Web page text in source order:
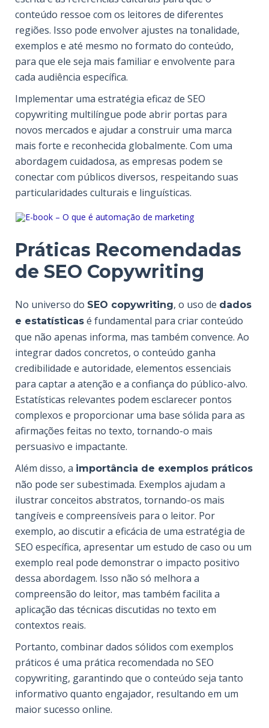
conteúdo ressoe com os leitores de diferentes
regiões. Isso pode envolver ajustes na tonalidade,
exemplos e até mesmo no formato do conteúdo,
para que ele seja mais familiar e envolvente para
cada audiência específica.
Implementar uma estratégia eficaz de SEO
copywriting multilíngue pode abrir portas para
novos mercados e ajudar a construir uma marca
mais forte e reconhecida globalmente. Com uma
abordagem cuidadosa, as empresas podem se
conectar com públicos diversos, respeitando suas
particularidades culturais e linguísticas.
Práticas Recomendadas
de SEO Copywriting
No universo do SEO copywriting, o uso de dados
e estatísticas é fundamental para criar conteúdo
que não apenas informa, mas também convence. Ao
integrar dados concretos, o conteúdo ganha
credibilidade e autoridade, elementos essenciais
para captar a atenção e a confiança do público-alvo.
Estatísticas relevantes podem esclarecer pontos
complexos e proporcionar uma base sólida para as
afirmações feitas no texto, tornando-o mais
persuasivo e impactante.
Além disso, a importância de exemplos práticos
não pode ser subestimada. Exemplos ajudam a
ilustrar conceitos abstratos, tornando-os mais
tangíveis e compreensíveis para o leitor. Por
exemplo, ao discutir a eficácia de uma estratégia de
SEO específica, apresentar um estudo de caso ou um
exemplo real pode demonstrar o impacto positivo
dessa abordagem. Isso não só melhora a
compreensão do leitor, mas também facilita a
aplicação das técnicas discutidas no texto em
contextos reais.
Portanto, combinar dados sólidos com exemplos
práticos é uma prática recomendada no SEO
copywriting, garantindo que o conteúdo seja tanto
informativo quanto engajador, resultando em um
maior sucesso online.